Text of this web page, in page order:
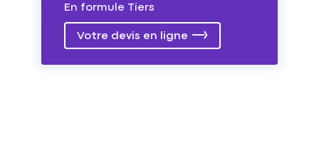
En formule Tiers
Votre devis en ligne